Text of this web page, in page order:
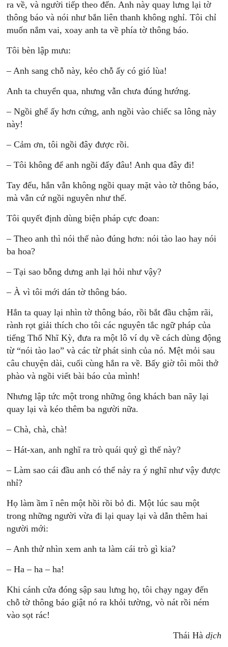
ra về, và người tiếp theo đến. Anh này quay lưng lại tờ
thông báo và nói như bắn liên thanh không nghỉ. Tôi chỉ
muốn nắm vai, xoay anh ta về phía tờ thông báo.
Tôi bèn lập mưu:
– Anh sang chỗ này, kẻo chỗ ấy có gió lùa!
Anh ta chuyển qua, nhưng vẫn chưa đúng hướng.
– Ngồi ghế ấy hơn cứng, anh ngồi vào chiếc sa lông này
này!
– Cảm ơn, tôi ngồi đây được rồi.
– Tôi không để anh ngồi đấy đâu! Anh qua đây đi!
Tay đểu, hắn vẫn không ngồi quay mặt vào tờ thông báo,
mà vẫn cứ ngồi nguyên như thế.
Tôi quyết định dùng biện pháp cực đoan:
– Theo anh thì nói thế nào đúng hơn: nói tào lao hay nói
ba hoa?
– Tại sao bỗng dưng anh lại hỏi như vậy?
– À vì tôi mới dán tờ thông báo.
Hắn ta quay lại nhìn tờ thông báo, rồi bắt đầu chậm rãi,
rành rọt giải thích cho tôi các nguyên tắc ngữ pháp của
tiếng Thổ Nhĩ Kỳ, đưa ra một lô ví dụ về cách dùng động
từ “nói tào lao” và các từ phát sinh của nó. Mệt mỏi sau
câu chuyện dài, cuối cùng hắn ra về. Bấy giờ tôi môi thở
phào và ngồi viết bài báo của mình!
Nhưng lập tức một trong những ông khách ban nãy lại
quay lại và kéo thêm ba người nữa.
– Chà, chà, chà!
– Hát-xan, anh nghĩ ra trò quái quỷ gì thế này?
– Làm sao cái đầu anh có thể nảy ra ý nghĩ như vậy được
nhỉ?
Họ làm ầm ĩ nên một hồi rồi bỏ đi. Một lúc sau một
trong những người vừa đi lại quay lại và dẫn thêm hai
người mới:
– Anh thử nhìn xem anh ta làm cái trò gì kia?
– Ha – ha – ha!
Khi cánh cửa đóng sập sau lưng họ, tôi chạy ngay đến
chỗ tờ thông báo giật nó ra khỏi tường, vò nát rồi ném
vào sọt rác!
Thái Hà dịch